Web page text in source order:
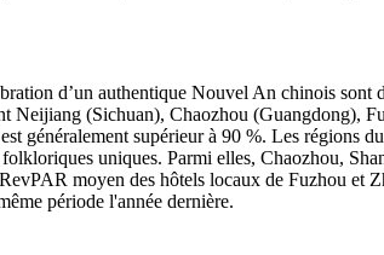
d’un authentique Nouvel An chinois sont
Neijiang (Sichuan), Chaozhou (Guangdong),
généralement supérieur à 90 %. Les régions
uniques. Parmi elles, Chaozhou,
moyen des hôtels locaux de Fuzhou et
période l'année dernière.